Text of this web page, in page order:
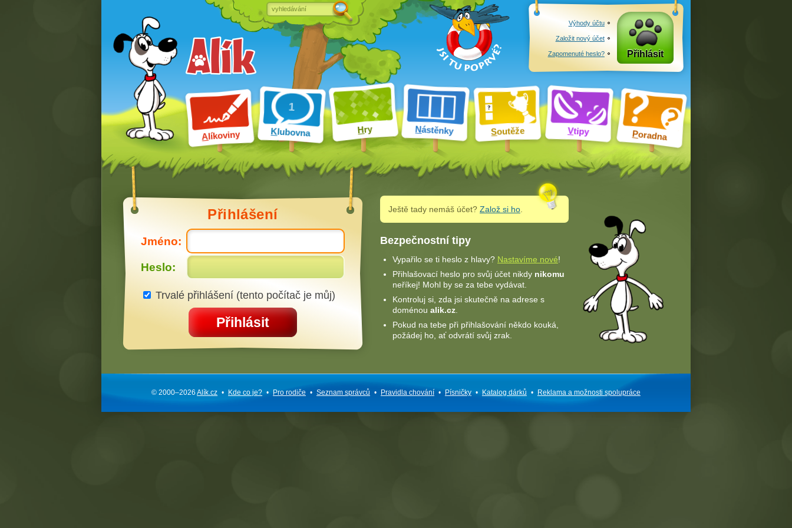
Alíkoviny Klubovna Hry Nástěnky Soutěže Vtipy Poradna
Výhody účtu
Založit nový účet
Zapomenuté heslo? Přihlásit
Přihlášení
Jméno:
Heslo:
Trvalé přihlášení (tento počítač je můj)
Přihlásit
Ještě tady nemáš účet? Založ si ho.
Bezpečnostní tipy
Vypařilo se ti heslo z hlavy? Nastavíme nové!
Přihlašovací heslo pro svůj účet nikdy nikomu
neříkej! Mohl by se za tebe vydávat.
Kontroluj si, zda jsi skutečně na adrese s
doménou alik.cz.
Pokud na tebe při přihlašování někdo kouká,
požádej ho, ať odvrátí svůj zrak.
© 2000–2026Alík.cz • Kde co je? • Pro rodiče • Seznam správců • Pravidla chování • Písničky • Katalog dárků • Reklama a možnosti spolupráce